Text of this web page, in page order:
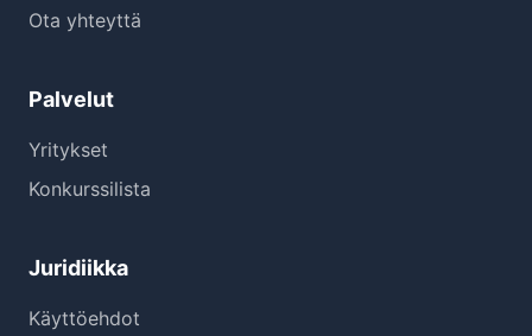
Ota yhteyttä
Palvelut
Yritykset
Konkurssilista
Juridiikka
Käyttöehdot